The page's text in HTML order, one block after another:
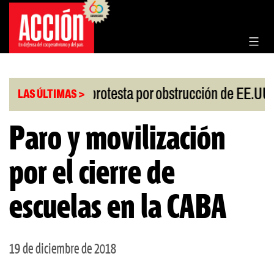
Saltar
contenido
LAS ÚLTIMAS >
| China protesta por obstrucción de EE.UU en
Paro y movilización
por el cierre de
escuelas en la CABA
19 de diciembre de 2018